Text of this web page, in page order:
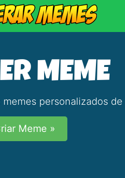
MEME
memes personalizados
Meme »